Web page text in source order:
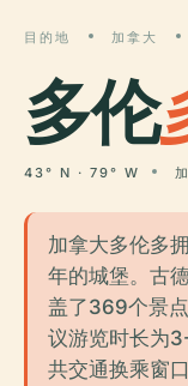
目的地 加拿大
多伦
43° N · 79° W
加拿大多伦多
年的城堡。古
盖了369个景
议游览时长为
共交通换乘窗口